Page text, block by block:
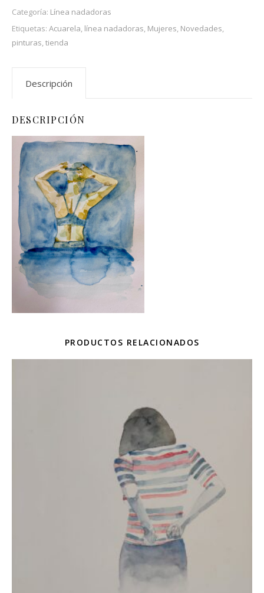
Categoría: Línea nadadoras
Etiquetas: Acuarela, línea nadadoras, Mujeres, Novedades,
pinturas,tienda
Descripción
DESCRIPCIÓN
PRODUCTOS RELACIONADOS